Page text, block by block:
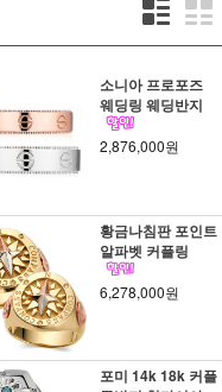
소니아 프로포즈
웨딩링 웨딩반지
2,876,000원
황금나침판 포인트
알파벳 커플링
6,278,000원
포미 14k 18k 커플